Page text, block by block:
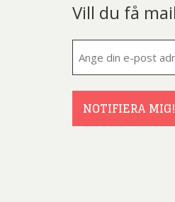
Vill du få
NOTIFIERA MIG!